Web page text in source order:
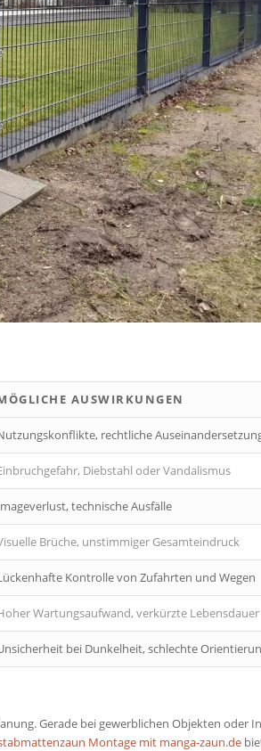
AUSWIRKUNGEN
rechtliche
Diebstahl oder Vandalismus
technische Ausfälle
Brüche, unstimmiger Gesamteindruck
Kontrolle von Zufahrten und Wegen
Wartungsaufwand, verkürzte Lebensdauer
bei Dunkelheit, schlechte
Gerade bei gewerblichen Objekten oder
Montage mit manga-zaun.de